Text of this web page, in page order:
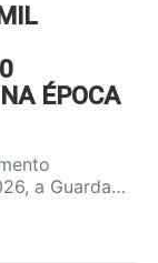
ÉPOCA
a Guarda…